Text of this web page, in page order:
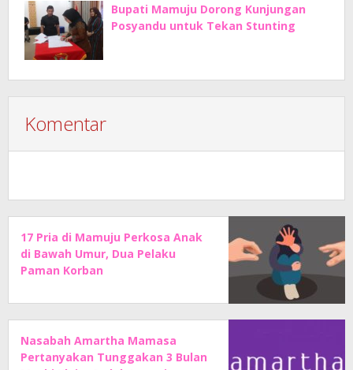
Bupati Mamuju Dorong Kunjungan
Posyandu untuk Tekan Stunting
Komentar
17 Pria di Mamuju Perkosa Anak
di Bawah Umur, Dua Pelaku
Paman Korban
Nasabah Amartha Mamasa
Pertanyakan Tunggakan 3 Bulan